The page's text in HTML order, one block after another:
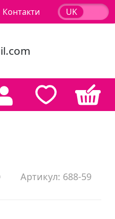
Контакти UK
Артикул: 688-59